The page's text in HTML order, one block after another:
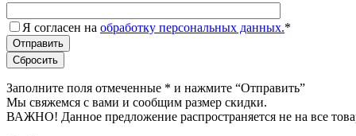
Я согласен на обработку персональных данных.*
Заполните поля отмеченные * и нажмите “Отправить”
Мы свяжемся с вами и сообщим размер скидки.
ВАЖНО! Данное предложение распространяется не на все